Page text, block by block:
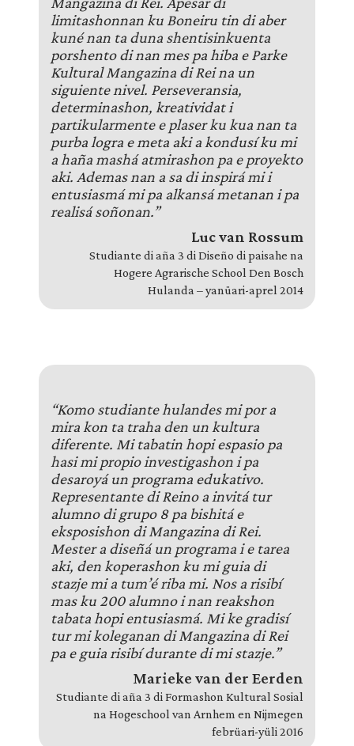
limitashonnan ku Boneiru tin di aber
kuné nan ta duna shentisinkuenta
porshento di nan mes pa hiba e Parke
Kultural Mangazina di Rei na un
siguiente nivel. Perseveransia,
determinashon, kreatividat i
partikularmente e plaser ku kua nan ta
purba logra e meta aki a kondusí ku mi
a haña mashá atmirashon pa e proyekto
aki. Ademas nan a sa di inspirá mi i
entusiasmá mi pa alkansá metanan i pa
realisá soñonan.”
Luc van Rossum
Studiante di aña 3 di Diseño di paisahe na
Hogere Agrarische School Den Bosch
Hulanda – yanüari-aprel 2014
“Komo studiante hulandes mi por a
mira kon ta traha den un kultura
diferente. Mi tabatin hopi espasio pa
hasi mi propio investigashon i pa
desaroyá un programa edukativo.
Representante di Reino a invitá tur
alumno di grupo 8 pa bishitá e
eksposishon di Mangazina di Rei.
Mester a diseñá un programa i e tarea
aki, den koperashon ku mi guia di
stazje mi a tum’é riba mi. Nos a risibí
mas ku 200 alumno i nan reakshon
tabata hopi entusiasmá. Mi ke gradisí
tur mi koleganan di Mangazina di Rei
pa e guia risibí durante di mi stazje.”
Marieke van der Eerden
Studiante di aña 3 di Formashon Kultural Sosial
na Hogeschool van Arnhem en Nijmegen
febrüari-yüli 2016